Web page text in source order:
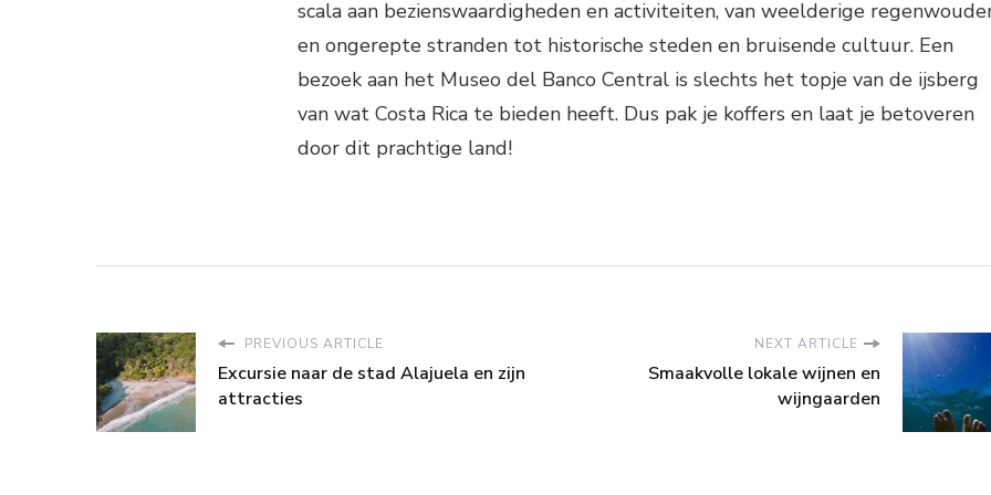
scala aan bezienswaardigheden en activiteiten, van weelderige
en ongerepte stranden tot historische steden en bruisende cultuur. Een
bezoek aan het Museo del Banco Central is slechts het topje van de ijsberg
van wat Costa Rica te bieden heeft. Dus pak je koffers en laat je betoveren
door dit prachtige land!
PREVIOUS ARTICLE
Excursie naar de stad Alajuela en zijn
attracties
NEXT ARTICLE
Smaakvolle lokale wijnen en
wijngaarden